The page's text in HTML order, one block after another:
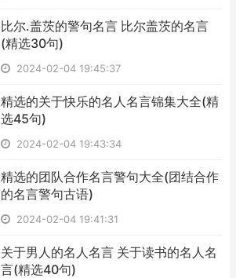
​比尔.盖茨的警句名言 比尔盖茨的名言
(精选30句)
2024-02-04 19:45:37
​精选的关于快乐的名人名言锦集大全(精
选45句)
2024-02-04 19:43:34
​精选的团队合作名言警句大全(团结合作
的名言警句古语)
2024-02-04 19:41:31
​关于男人的名人名言 关于读书的名人名
言(精选40句)